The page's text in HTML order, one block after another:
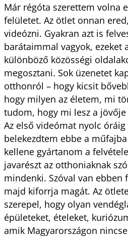
Már régóta szerettem volna
felületet. Az ötlet onnan
videózni. Gyakran azt is
barátaimmal vagyok, ezeket
különböző közösségi
megosztani. Sok üzenetet
otthonról – hogy kicsit
hogy milyen az életem, mi
tudom, hogy mi lesz a
Az első videómat nyolc
belekezdtem ebbe a
kellene gyártanom a
javarészt az otthoniaknak
mindenki. Szóval van ebben
majd kiforrja magát. Az
szerepel, hogy olyan
épületeket, ételeket,
amik Magyarországon